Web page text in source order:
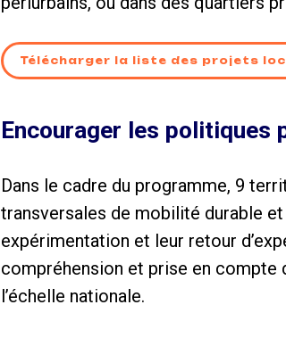
Télécharger la liste des projets
Encourager les politiques
Dans le cadre du programme, 9
transversales de mobilité durable
expérimentation et leur retour
compréhension et prise en compte
l’échelle nationale.